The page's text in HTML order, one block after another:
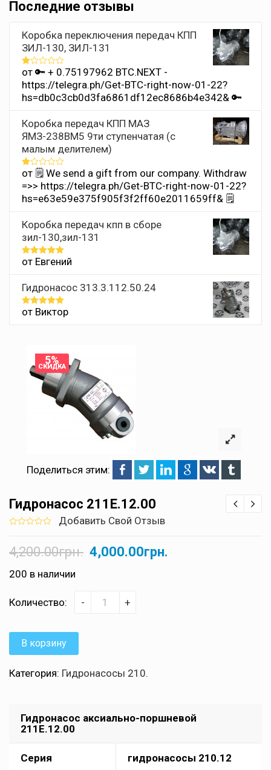
Последние отзывы
Коробка переключения передач КПП
ЗИЛ-130, ЗИЛ-131
Оценка
1
из
5
от 🔑 + 0.75197962 BTC.NEXT -
https://telegra.ph/Get-BTC-right-now-01-22?
hs=db0c3cb0d3fa6861df12ec8686b4e342& 🔑
Коробка передач КПП МАЗ
ЯМЗ-238ВМ5 9ти ступенчатая (с
малым делителем)
Оценка
из
5
от 🗒 We send a gift from our company. Withdrаw
=>> https://telegra.ph/Get-BTC-right-now-01-22?
hs=e63e59e375f905f3f2ff60e2011659ff& 🗒
Коробка передач кпп в сборе
зил-130,зил-131
Оценка5
от Евгений
Гидронасос 313.3.112.50.24
Оценка5
от Виктор
5%
СКИДКА
Поделиться этим:
Гидронасос 211Е.12.00
of
based
customer
ratings
Добавить Свой Отзыв
4,200.00грн. 4,000.00грн.
200 в наличии
Количество: - +
В корзину
Категория: Гидронасосы 210.
Гидронасос аксиально-поршневой
211Е.12.00
Серия гидронасосы 210.12